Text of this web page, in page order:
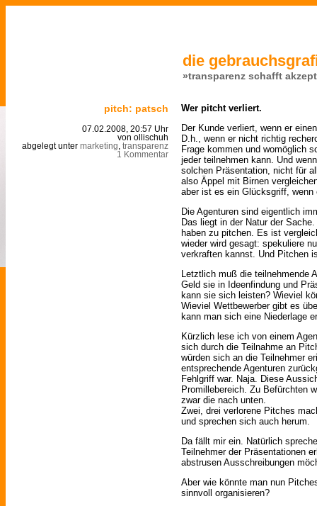
die
»transparenz schafft
pitch: patsch
07.02.2008, 20:57 Uhr
von ollischuh
abgelegt unter marketing transparenz
1 Kommentar
Wer pitcht verliert.
Der Kunde verliert, wenn er
D.h., wenn er nicht richtig
Frage kommen und womöglich
jeder teilnehmen kann. Und
solchen Präsentation, nicht für
also Äppel mit Birnen
aber ist es ein Glücksgriff, wenn
Die Agenturen sind eigentlich
Das liegt in der Natur der
haben zu pitchen. Es ist
wieder wird gesagt: spekuliere
verkraften kannst. Und Pitchen
Letztlich muß die teilnehmende
Geld sie in Ideenfindung und
kann sie sich leisten? Wieviel
Wieviel Wettbewerber gibt es
kann man sich eine Niederlage
Kürzlich lese ich von einem
sich durch die Teilnahme an
würden sich an die Teilnehmer
entsprechende Agenturen
Fehlgriff war. Naja. Diese
Promillebereich. Zu Befürchten
zwar die nach unten.
Zwei, drei verlorene Pitches
und sprechen sich auch herum.
Da fällt mir ein. Natürlich
Teilnehmer der Präsentationen
abstrusen Ausschreibungen
Aber wie könnte man nun
sinnvoll organisieren?